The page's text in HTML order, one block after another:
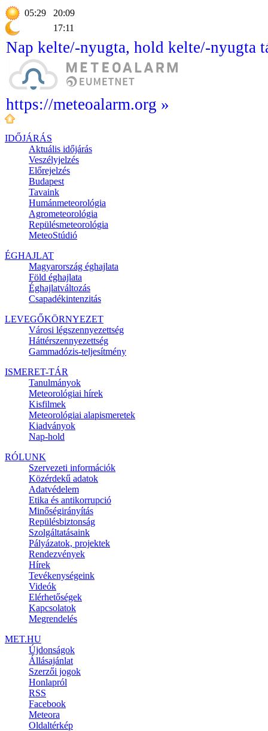
05:29
20:09
17:11
Nap kelte/-nyugta, hold kelte/-nyugta
https://meteoalarm.org »
IDŐJÁRÁS
Aktuális időjárás
Veszélyjelzés
Előrejelzés
Budapest
Tavaink
Humánmeteorológia
Agrometeorológia
Repülésmeteorológia
MeteoStúdió
ÉGHAJLAT
Magyarország éghajlata
Föld éghajlata
Éghajlatváltozás
Csapadékintenzitás
LEVEGŐKÖRNYEZET
Városi légszennyezettség
Háttérszennyezettség
Gammadózis-teljesítmény
ISMERET-TÁR
Tanulmányok
Meteorológiai hírek
Kisfilmek
Meteorológiai alapismeretek
Kiadványok
Nap-hold
RÓLUNK
Szervezeti információk
Közérdekű adatok
Adatvédelem
Etika és antikorrupció
Minőségirányítás
Repülésbiztonság
Szolgáltatásaink
Pályázatok, projektek
Rendezvények
Hírek
Tevékenységeink
Videók
Elérhetőségek
Kapcsolatok
Megrendelés
MET.HU
Újdonságok
Állásajánlat
Szerzői jogok
Honlapról
RSS
Facebook
Meteora
Oldaltérkép